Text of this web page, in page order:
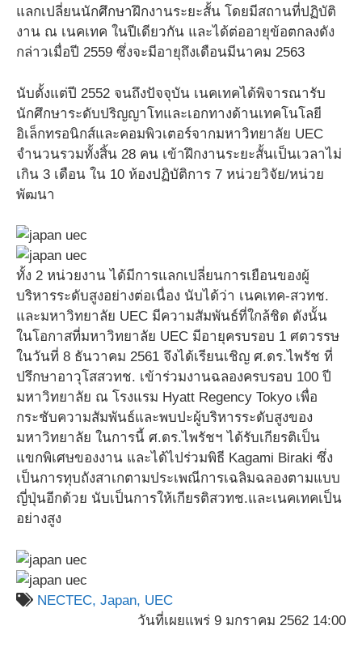
แลกเปลี่ยนนักศึกษาฝึกงานระยะสั้น โดยมีสถานที่ปฏิบัติ
งาน ณ เนคเทค ในปีเดียวกัน และได้ต่ออายุข้อตกลงดัง
กล่าวเมื่อปี 2559 ซึ่งจะมีอายุถึงเดือนมีนาคม 2563
นับตั้งแต่ปี 2552 จนถึงปัจจุบัน เนคเทคได้พิจารณารับ
นักศึกษาระดับปริญญาโทและเอกทางด้านเทคโนโลยี
อิเล็กทรอนิกส์และคอมพิวเตอร์จากมหาวิทยาลัย UEC
จำนวนรวมทั้งสิ้น 28 คน เข้าฝึกงานระยะสั้นเป็นเวลาไม่
เกิน 3 เดือน ใน 10 ห้องปฏิบัติการ 7 หน่วยวิจัย/หน่วย
พัฒนา
ทั้ง 2 หน่วยงาน ได้มีการแลกเปลี่ยนการเยือนของผู้
บริหารระดับสูงอย่างต่อเนื่อง นับได้ว่า เนคเทค-สวทช.
และมหาวิทยาลัย UEC มีความสัมพันธ์ที่ใกล้ชิด ดังนั้น
ในโอกาสที่มหาวิทยาลัย UEC มีอายุครบรอบ 1 ศตวรรษ
ในวันที่ 8 ธันวาคม 2561 จึงได้เรียนเชิญ ศ.ดร.ไพรัช ที่
ปรึกษาอาวุโสสวทช. เข้าร่วมงานฉลองครบรอบ 100 ปี
มหาวิทยาลัย ณ โรงแรม Hyatt Regency Tokyo เพื่อ
กระชับความสัมพันธ์และพบปะผู้บริหารระดับสูงของ
มหาวิทยาลัย ในการนี้ ศ.ดร.ไพรัชฯ ได้รับเกียรติเป็น
แขกพิเศษของงาน และได้ไปร่วมพิธี Kagami Biraki ซึ่ง
เป็นการทุบถังสาเกตามประเพณีการเฉลิมฉลองตามแบบ
ญี่ปุ่นอีกด้วย นับเป็นการให้เกียรติสวทช.และเนคเทคเป็น
อย่างสูง
NECTEC, Japan, UEC
วันที่เผยแพร่ 9 มกราคม 2562 14:00